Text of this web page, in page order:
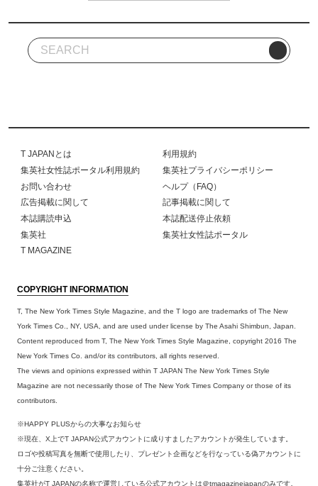
T JAPANとは
利用規約
集英社女性誌ポータル利用規約
集英社プライバシーポリシー
お問い合わせ
ヘルプ（FAQ）
広告掲載に関して
記事掲載に関して
本誌購読申込
本誌配送停止依頼
集英社
集英社女性誌ポータル
T MAGAZINE
COPYRIGHT INFORMATION
T, The New York Times Style Magazine, and the T logo are trademarks of The New
York Times Co., NY, USA, and are used under license by The Asahi Shimbun, Japan.
Content reproduced from T, The New York Times Style Magazine, copyright 2016 The
New York Times Co. and/or its contributors, all rights reserved.
The views and opinions expressed within T JAPAN The New York Times Style
Magazine are not necessarily those of The New York Times Company or those of its
contributors.
※HAPPY PLUSからの大事なお知らせ
※現在、X上でT JAPAN公式アカウントに成りすましたアカウントが発生しています。
ロゴや投稿写真を無断で使用したり、プレゼント企画などを行なっている偽アカウントに
十分ご注意ください。
集英社がT JAPANの名称で運営している公式アカウントは＠tmagazinejapanのみです。